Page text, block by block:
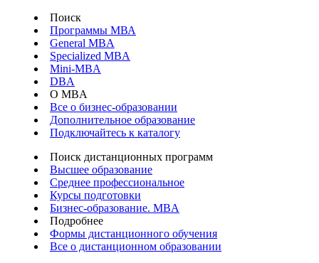
Поиск
Программы МВА
General MBA
Specialized MBA
Mini-MBA
DBA
О MBA
Все о бизнес-образовании
Дополнительное образование
Подключайтесь к каталогу
Поиск дистанционных программ
Высшее образование
Среднее профессиональное
Курсы подготовки
Бизнес-образование. MBA
Подробнее
Формы дистанционного обучения
Все о дистанционном образовании